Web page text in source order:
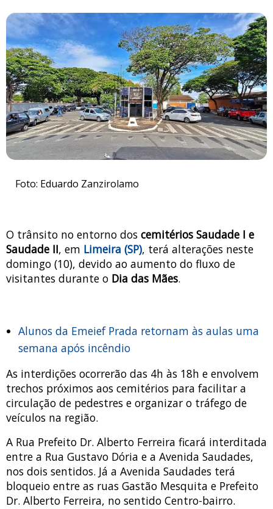
Foto: Eduardo Zanzirolamo
O trânsito no entorno dos cemitérios Saudade I e
Saudade II, em Limeira (SP), terá alterações neste
domingo (10), devido ao aumento do fluxo de
visitantes durante o Dia das Mães.
Alunos da Emeief Prada retornam às aulas uma
semana após incêndio
As interdições ocorrerão das 4h às 18h e envolvem
trechos próximos aos cemitérios para facilitar a
circulação de pedestres e organizar o tráfego de
veículos na região.
A Rua Prefeito Dr. Alberto Ferreira ficará interditada
entre a Rua Gustavo Dória e a Avenida Saudades,
nos dois sentidos. Já a Avenida Saudades terá
bloqueio entre as ruas Gastão Mesquita e Prefeito
Dr. Alberto Ferreira, no sentido Centro-bairro.